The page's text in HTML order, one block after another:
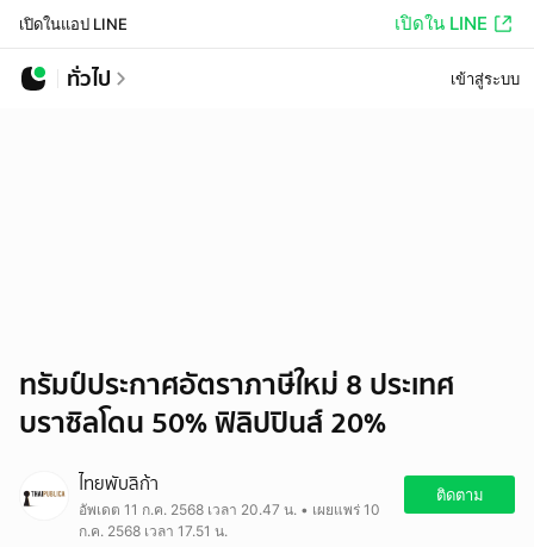
เปิดในแอป LINE เปิดใน LINE
ทั่วไป เข้าสู่ระบบ
ทรัมป์ประกาศอัตราภาษีใหม่ 8 ประเทศ
บราซิลโดน 50% ฟิลิปปินส์ 20%
ไทยพับลิก้า
อัพเดต 11 ก.ค. 2568 เวลา 20.47 น. • เผยแพร่ 10
ก.ค. 2568 เวลา 17.51 น.
ติดตาม